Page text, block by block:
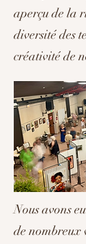
aperçu de la
diversité des
créativité de
Nous avons
de nombreux